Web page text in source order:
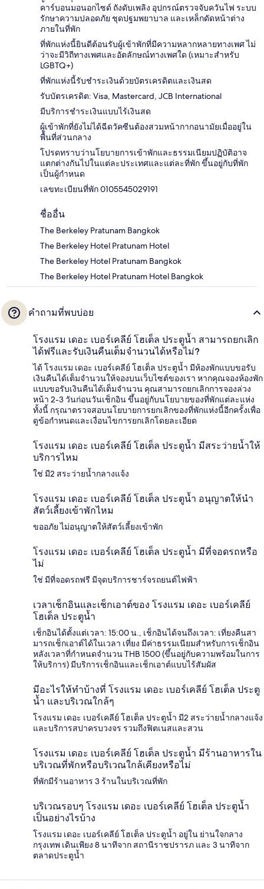
คาร์บอนมอนอกไซด์ ถังดับเพลิง อุปกรณ์ตรวจจับควันไฟ ระบบ
รักษาความปลอดภัย ชุดปฐมพยาบาล และเหล็กดัดหน้าต่าง
ภายในที่พัก
ที่พักแห่งนี้ยินดีต้อนรับผู้เข้าพักที่มีความหลากหลายทางเพศ ไม่
ว่าจะมีวิถีทางเพศและอัตลักษณ์ทางเพศใด (เหมาะสำหรับ
LGBTQ+)
ที่พักแห่งนี้รับชำระเงินด้วยบัตรเครดิตและเงินสด
รับบัตรเครดิต: Visa, Mastercard, JCB International
มีบริการชำระเงินแบบไร้เงินสด
ผู้เข้าพักที่ยังไม่ได้ฉีดวัคซีนต้องสวมหน้ากากอนามัยเมื่ออยู่ใน
พื้นที่ส่วนกลาง
โปรดทราบว่านโยบายการเข้าพักและธรรมเนียมปฏิบัติอาจ
แตกต่างกันไปในแต่ละประเทศและแต่ละที่พัก ขึ้นอยู่กับที่พัก
เป็นผู้กำหนด
เลขทะเบียนที่พัก 0105545029191
ชื่ออื่น
The Berkeley Pratunam Bangkok
The Berkeley Hotel Pratunam Hotel
The Berkeley Hotel Pratunam Bangkok
The Berkeley Hotel Pratunam Hotel Bangkok
คำถามที่พบบ่อย
โรงแรม เดอะ เบอร์เคลีย์ โฮเต็ล ประตูน้ำ สามารถยกเลิก
ได้ฟรีและรับเงินคืนเต็มจำนวนได้หรือไม่?
ได้ โรงแรม เดอะ เบอร์เคลีย์ โฮเต็ล ประตูน้ำ มีห้องพักแบบขอรับ
เงินคืนได้เต็มจำนวนให้จองบนเว็บไซต์ของเรา หากคุณจองห้องพัก
แบบขอรับเงินคืนได้เต็มจำนวน คุณสามารถยกเลิกการจองล่วง
หน้า 2-3 วันก่อนวันเช็กอิน ขึ้นอยู่กับนโยบายของที่พักแต่ละแห่ง
ทั้งนี้ กรุณาตรวจสอบนโยบายการยกเลิกของที่พักแห่งนี้อีกครั้งเพื่อ
ดูข้อกำหนดและเงื่อนไขการยกเลิกโดยละเอียด
โรงแรม เดอะ เบอร์เคลีย์ โฮเต็ล ประตูน้ำ มีสระว่ายน้ำให้
บริการไหม
ใช่ มี2 สระว่ายน้ำกลางแจ้ง
โรงแรม เดอะ เบอร์เคลีย์ โฮเต็ล ประตูน้ำ อนุญาตให้นำ
สัตว์เลี้ยงเข้าพักไหม
ขออภัย ไม่อนุญาตให้สัตว์เลี้ยงเข้าพัก
โรงแรม เดอะ เบอร์เคลีย์ โฮเต็ล ประตูน้ำ มีที่จอดรถหรือ
ไม่
ใช่ มีที่จอดรถฟรี มีจุดบริการชาร์จรถยนต์ไฟฟ้า
เวลาเช็กอินและเช็กเอาต์ของ โรงแรม เดอะ เบอร์เคลีย์
โฮเต็ล ประตูน้ำ
เช็กอินได้ตั้งแต่เวลา: 15:00 น., เช็กอินได้จนถึงเวลา: เที่ยงคืนสา
มารถเช็กเอาต์ได้ในเวลา เที่ยง มีค่าธรรมเนียมสำหรับการเช็กอิน
หลังเวลาที่กำหนดจำนวน THB 1500 (ขึ้นอยู่กับความพร้อมในการ
ให้บริการ) มีบริการเช็กอินและเช็กเอาต์แบบไร้สัมผัส
มีอะไรให้ทำบ้างที่ โรงแรม เดอะ เบอร์เคลีย์ โฮเต็ล ประตู
น้ำ และบริเวณใกล้ๆ
โรงแรม เดอะ เบอร์เคลีย์ โฮเต็ล ประตูน้ำ มี2 สระว่ายน้ำกลางแจ้ง
และบริการสปาครบวงจร รวมถึงฟิตเนสและสวน
โรงแรม เดอะ เบอร์เคลีย์ โฮเต็ล ประตูน้ำ มีร้านอาหารใน
บริเวณที่พักหรือบริเวณใกล้เคียงหรือไม่
ที่พักมีร้านอาหาร 3 ร้านในบริเวณที่พัก
บริเวณรอบๆ โรงแรม เดอะ เบอร์เคลีย์ โฮเต็ล ประตูน้ำ
เป็นอย่างไรบ้าง
โรงแรม เดอะ เบอร์เคลีย์ โฮเต็ล ประตูน้ำ อยู่ใน ย่านใจกลาง
กรุงเทพ เดินเพียง 8 นาทีจาก สถานีราชปรารภ และ 3 นาทีจาก
ตลาดประตูน้ำ